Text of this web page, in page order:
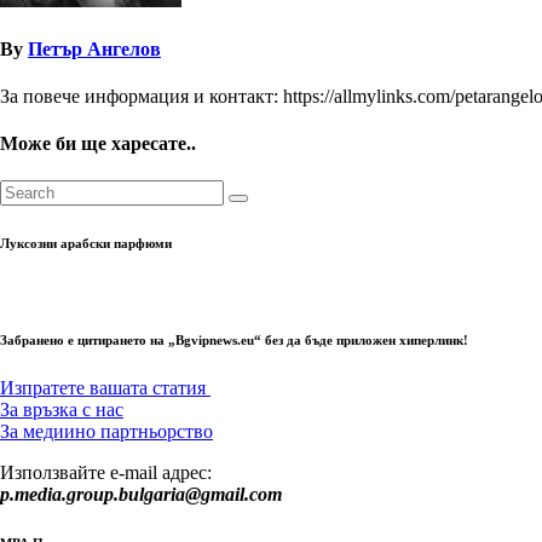
By Петър Ангелов
За повече информация и контакт: https://allmylinks.com/
Може би ще харесате..
Луксозни арабски парфюми
Забранено е цитирането на „Bgvipnews.eu“ без да бъде приложен хиперлинк!
Изпратете вашата статия
За връзка с нас
За медиино партньорство
Използвайте e-mail адрес:
p.media.group.bulgaria@gmail.com